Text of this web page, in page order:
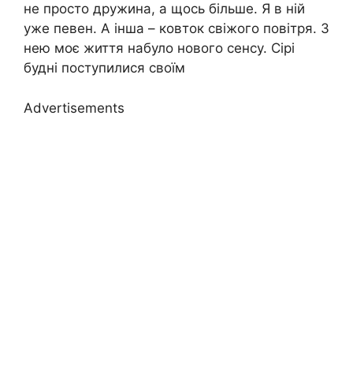
не просто дружина, а щось більше. Я в ній
уже певен. А інша – ковток свіжого повітря. З
нею моє життя набуло нового сенсу. Сірі
будні поступилися своїм
Advertisements